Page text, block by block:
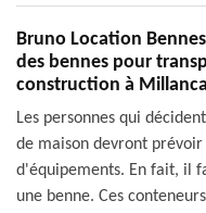
Bruno Location
des bennes pour
construction à
Les personnes qui
de maison devront
d'équipements. En fait, il
une benne. Ces